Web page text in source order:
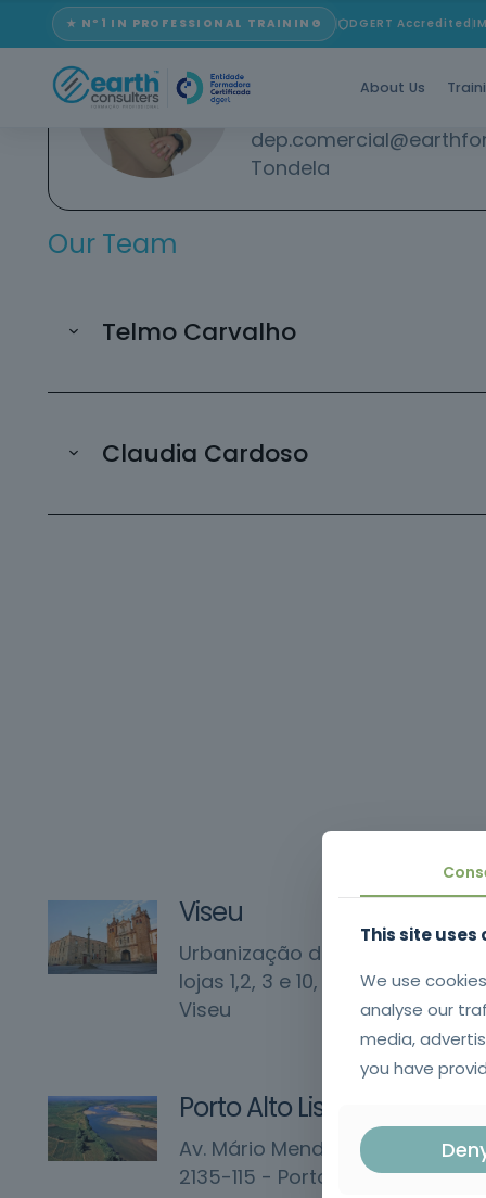
★ Nº1 IN PROFESSIONAL TRAINING DGERT Accredited
About Us
Agostinho Bento
Commercial Director
Tondela
Our Team
Telmo Carvalho
Claudia Cardoso
Viseu
Urbanização do Fontelo 41
lojas 1,2, 3 e 10, 3500-035
Viseu
Porto Alto Lisboa
Av. Mário Mendes Delgado 50,
2135-115 - Porto Alto, Samora
This site uses
We use
analyse our
media,
you have